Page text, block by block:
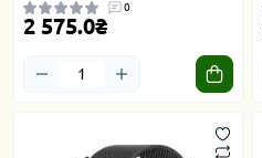
0
2 575.0₴